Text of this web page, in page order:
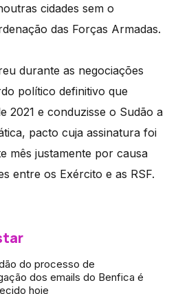
cidades sem o
das Forças Armadas.
durante as negociações
político definitivo que
2021 e conduzisse o Sudão a
pacto cuja assinatura foi
mês justamente por causa
entre os Exército e as RSF.
do processo de
dos emails do Benfica é
hoje